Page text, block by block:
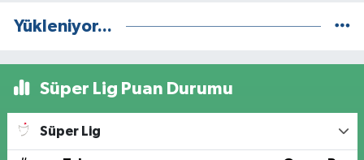
Yükleniyor...
Süper Lig Puan Durumu
Süper Lig